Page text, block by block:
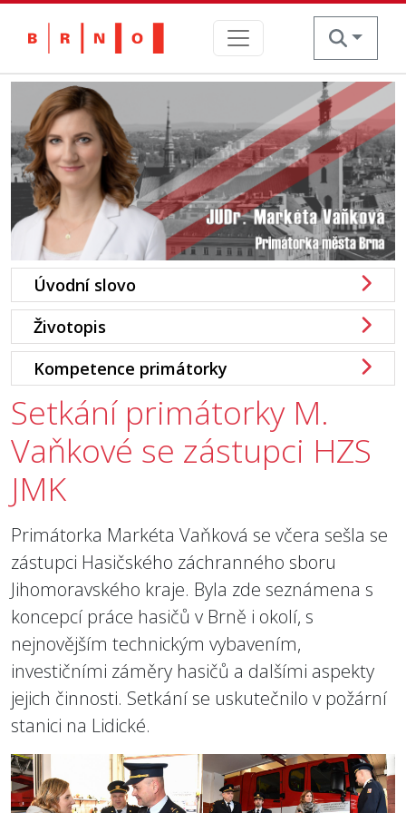
Skip
content
Úvodní slovo
Životopis
Kompetence primátorky
Setkání primátorky M.
Vaňkové se zástupci HZS
JMK
Primátorka Markéta Vaňková se včera sešla se
zástupci Hasičského záchranného sboru
Jihomoravského kraje. Byla zde seznámena s
koncepcí práce hasičů v Brně i okolí, s
nejnovějším technickým vybavením,
investičními záměry hasičů a dalšími aspekty
jejich činnosti. Setkání se uskutečnilo v požární
stanici na Lidické.